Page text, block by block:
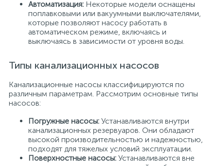
Автоматизация: Некоторые модели оснащены
поплавковыми или вакуумными выключателями,
которые позволяют насосу работать в
автоматическом режиме, включаясь и
выключаясь в зависимости от уровня воды.
Типы канализационных насосов
Канализационные насосы классифицируются по
различным параметрам. Рассмотрим основные типы
насосов:
Погружные насосы: Устанавливаются внутри
канализационных резервуаров. Они обладают
высокой производительностью и надежностью,
подходят для тяжелых условий эксплуатации.
Поверхностные насосы: Устанавливаются вне